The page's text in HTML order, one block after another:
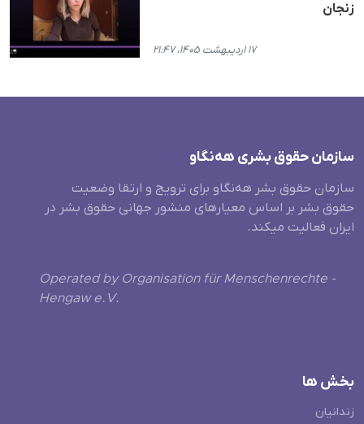
زنجان
۱۷ اردیبهشت ۱۴۰۵، ۲۱:۴۷
سازمان حقوق بشری هەنگاو
سازمان حقوق بشر هه‌نگاو برای ترویج و ارتقا وضعیت
حقوق بشر بر اساس معیارهای منشور جهانی حقوق بشر در
ایران فعالیت میکند.
Operated by Organisation für Menschenrechte -
Hengaw e.V.
بخش ها
زندانیان